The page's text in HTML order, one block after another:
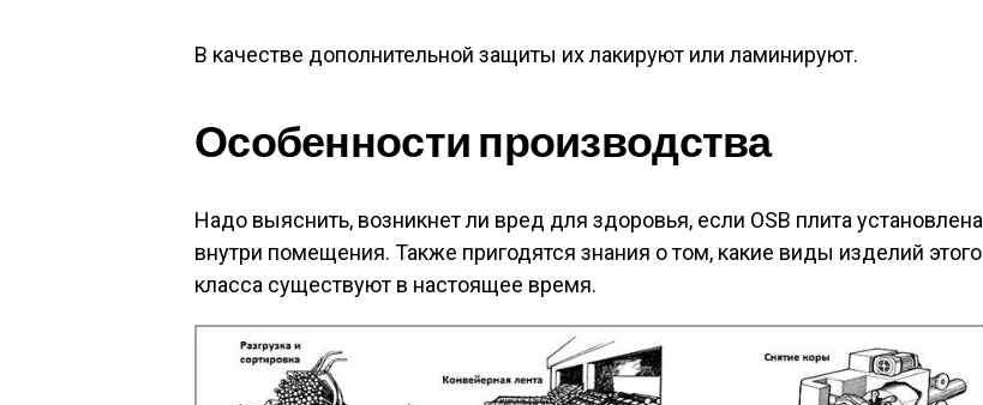
В качестве дополнительной защиты их лакируют или ламинируют.
Особенности производства
Надо выяснить, возникнет ли вред для здоровья, если OSB плита установлена
внутри помещения. Также пригодятся знания о том, какие виды изделий этого
класса существуют в настоящее время.